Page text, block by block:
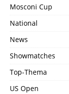
Mosconi Cup
National
News
Showmatches
Top-Thema
US Open